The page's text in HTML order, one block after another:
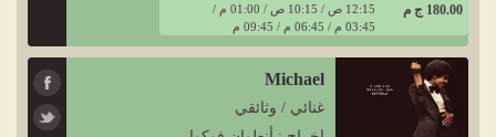
180.00 ج م
12:15 ص / 10:15 ص / 01:00 م /
03:45 م / 06:45 م / 09:45 م
Michael
غنائي / وثائقي